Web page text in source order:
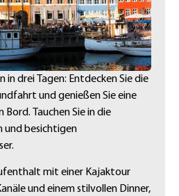
in drei Tagen: Entdecken Sie die
und genießen Sie eine
Tauchen Sie in die
und besichtigen
mit einer Kajaktour
und einem stilvollen Dinner,